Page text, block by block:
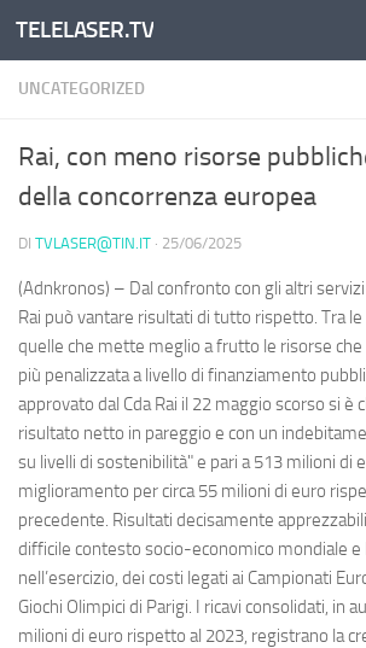
Salta al contenuto
TELELASER.TV
UNCATEGORIZED
Rai, con meno risorse
della concorrenza europea
DI TVLASER@TIN.IT · 25/06/2025
(Adnkronos) – Dal confronto con gli altri
Rai può vantare risultati di tutto rispetto. Tra
quelle che mette meglio a frutto le risorse che
più penalizzata a livello di finanziamento
approvato dal Cda Rai il 22 maggio scorso si è
risultato netto in pareggio e con un
su livelli di sostenibilità" e pari a 513 milioni di
miglioramento per circa 55 milioni di euro
precedente. Risultati decisamente
difficile contesto socio-economico mondiale e
nell’esercizio, dei costi legati ai Campionati
Giochi Olimpici di Parigi. I ricavi consolidati, in
milioni di euro rispetto al 2023, registrano la